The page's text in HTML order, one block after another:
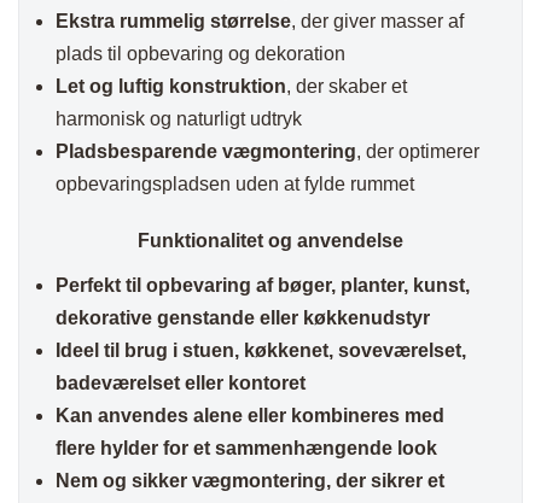
Ekstra rummelig størrelse, der giver masser af
plads til opbevaring og dekoration
Let og luftig konstruktion, der skaber et
harmonisk og naturligt udtryk
Pladsbesparende vægmontering, der optimerer
opbevaringspladsen uden at fylde rummet
Funktionalitet og anvendelse
Perfekt til opbevaring af bøger, planter, kunst,
dekorative genstande eller køkkenudstyr
Ideel til brug i stuen, køkkenet, soveværelset,
badeværelset eller kontoret
Kan anvendes alene eller kombineres med
flere hylder for et sammenhængende look
Nem og sikker vægmontering, der sikrer et